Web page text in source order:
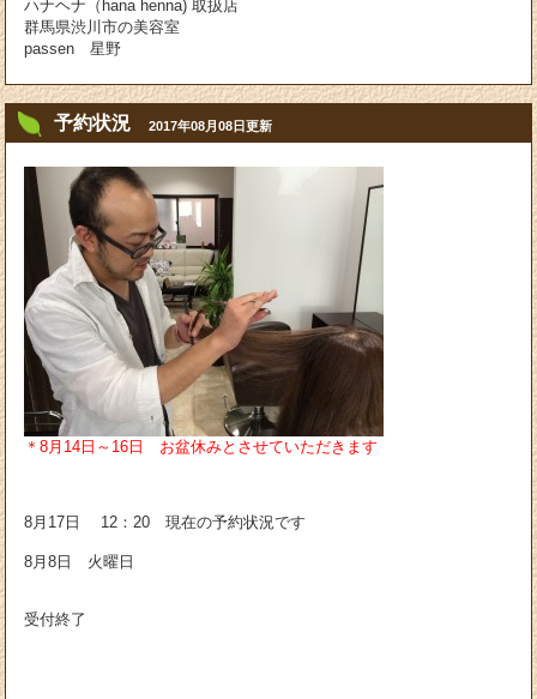
ハナヘナ（hana henna) 取扱店
群馬県渋川市の美容室
passen 星野
予約状況 2017年08月08日更新
＊8月14日～16日 お盆休みとさせていただきます
8月17日 12：20 現在の予約状況です
8月8日 火曜日
受付終了